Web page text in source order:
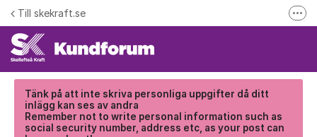
Hoppa till innehåll
Kundforum - Skellefteå Kraft
Till skekraft.se
driftstörningar i el- fjärrvärme eller fibernätet
Tänk på att inte skriva personliga uppgifter då ditt
inlägg kan ses av andra
Remember not to write personal information such as
social security number, address etc, as your post can